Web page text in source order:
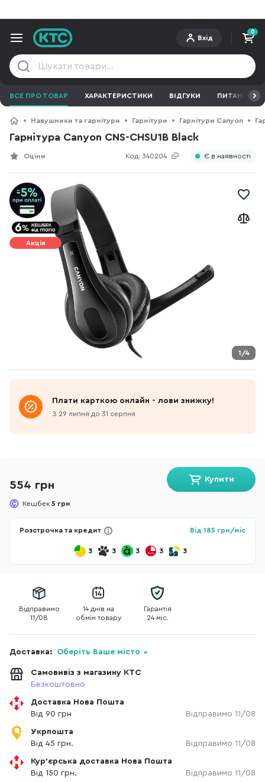
Вхід
0
ВСЕ ПРО ТОВАР ХАРАКТЕРИСТИКИ ВІДГУКИ ПИТАННЯ ТА
Навушники та гарнітури Гарнітури Гарнітури Canyon
Гарнітура Canyon CNS-CHSU1B Black
Код: 340204
Оціни Є в наявності
1/4
Акція
Плати карткою онлайн - лови знижку!
З 29 липня до 31 серпня
554 грн
Кешбек 5 грн
Купити
Розстрочка та кредит Від 185 грн/міс
3 3 3 3 3
Відправимо
11/08
14 днів на
обмін товару
Гарантія
24 міс.
Доставка: Оберіть Ваше місто
Самовивіз з магазину КТС
Безкоштовно
Доставка Нова Пошта
Від 90 грн
Відправимо 11/08
Укрпошта
Від 45 грн.
Відправимо 11/08
Кур'єрська доставка Нова Пошта
Від 150 грн.
Відправимо 11/08